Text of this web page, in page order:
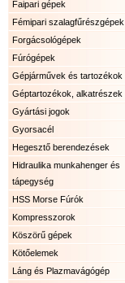
Faipari gépek
Fémipari szalagfűrészgépek
Forgácsológépek
Fúrógépek
Gépjárművek és tartozékok
Géptartozékok, alkatrészek
Gyártási jogok
Gyorsacél
Hegesztő berendezések
Hidraulika munkahenger és
tápegység
HSS Morse Fúrók
Kompresszorok
Köszörű gépek
Kötőelemek
Láng és Plazmavágógép